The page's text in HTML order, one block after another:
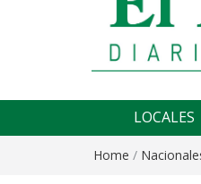
El LOCALES
Home /